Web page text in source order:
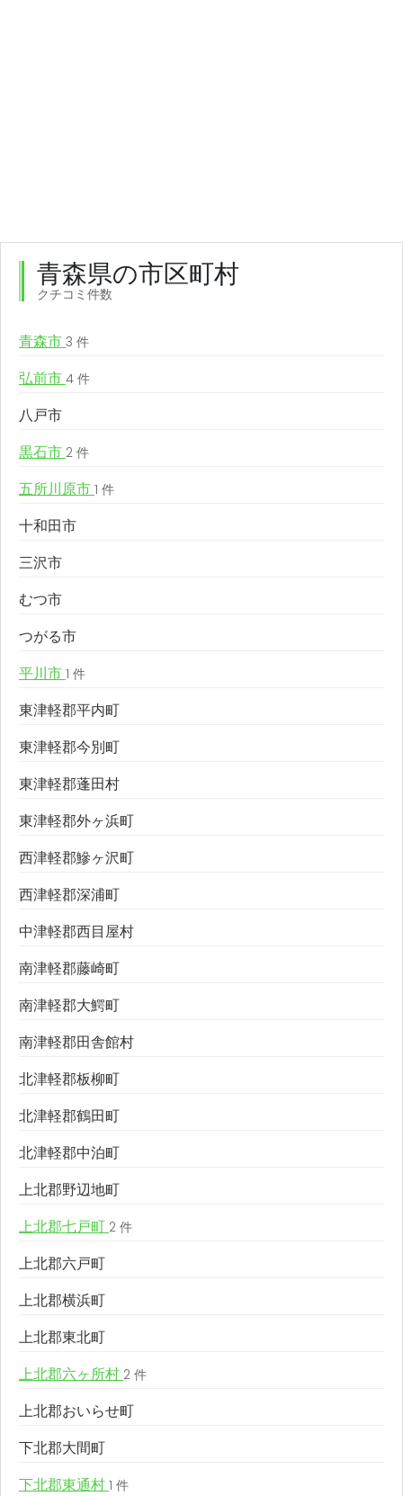
青森県の市区町村
クチコミ件数
青森市 3 件
弘前市 4 件
八戸市
黒石市 2 件
五所川原市 1 件
十和田市
三沢市
むつ市
つがる市
平川市 1 件
東津軽郡平内町
東津軽郡今別町
東津軽郡蓬田村
東津軽郡外ヶ浜町
西津軽郡鰺ヶ沢町
西津軽郡深浦町
中津軽郡西目屋村
南津軽郡藤崎町
南津軽郡大鰐町
南津軽郡田舎館村
北津軽郡板柳町
北津軽郡鶴田町
北津軽郡中泊町
上北郡野辺地町
上北郡七戸町 2 件
上北郡六戸町
上北郡横浜町
上北郡東北町
上北郡六ヶ所村 2 件
上北郡おいらせ町
下北郡大間町
下北郡東通村 1 件